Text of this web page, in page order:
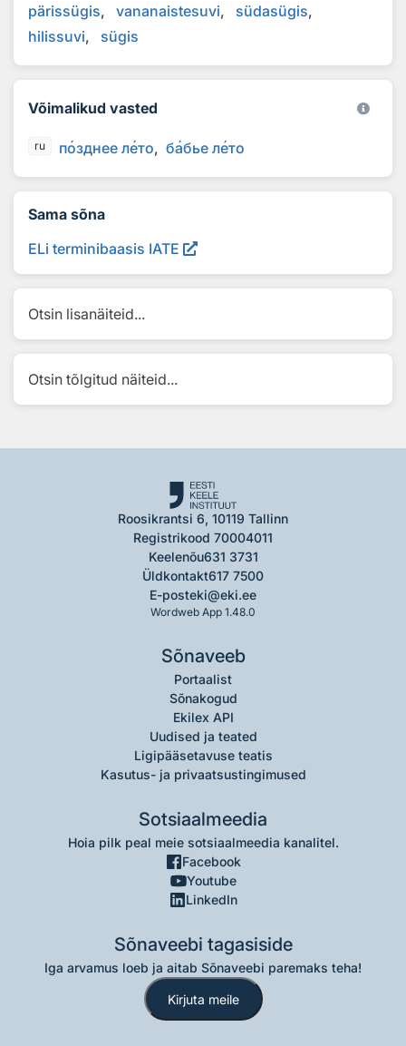
pärissügis vananaistesuvi
südasügis
hilissuvi
sügis
Võimalikud vasted
ru позднее лето бабье лето
Sama sõna
ELi terminibaasis IATE
Otsin lisanäiteid...
Otsin tõlgitud näiteid...
Roosikrantsi 6, 10119 Tallinn
Registrikood 70004011
Keelenõu631 3731
Üldkontakt617 7500
E-posteki@eki.ee
Wordweb App 1.48.0
Sõnaveeb
Portaalist
Sõnakogud
Ekilex API
Uudised ja teated
Ligipääsetavuse teatis
Kasutus- ja privaatsustingimused
Sotsiaalmeedia
Hoia pilk peal meie sotsiaalmeedia kanalitel.
Facebook
Youtube
LinkedIn
Sõnaveebi tagasiside
Iga arvamus loeb ja aitab Sõnaveebi paremaks teha!
Kirjuta meile